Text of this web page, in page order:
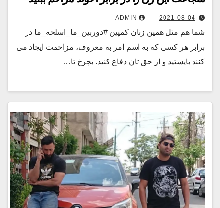
2021-08-04
ADMIN
شما هم مثل همین زنان کمپین #دوربین_ما_اسلحه_ما در
برابر هر کسی که به اسم امر به معروف، مزاحمت ایجاد می
کنند بایستید و از حق تان دفاع کنید. بچرخ تا…